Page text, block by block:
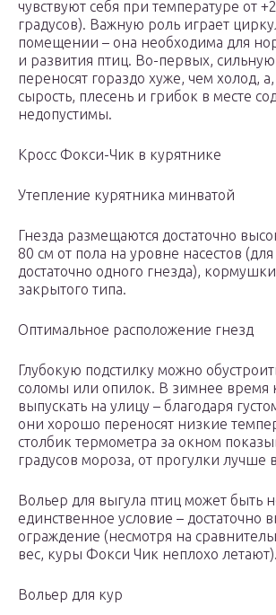
чувствуют себя при температуре от
градусов). Важную роль играет
помещении – она необходима для
и развития птиц. Во-первых,
переносят гораздо хуже, чем холод,
сырость, плесень и грибок в месте
недопустимы.
Кросс Фокси-Чик в курятнике
Утепление курятника минватой
Гнезда размещаются достаточно
80 см от пола на уровне насестов
достаточно одного гнезда),
закрытого типа.
Оптимальное расположение гнезд
Глубокую подстилку можно
соломы или опилок. В зимнее время
выпускать на улицу – благодаря
они хорошо переносят низкие
столбик термометра за окном
градусов мороза, от прогулки лучше
Вольер для выгула птиц может быть
единственное условие – достаточно
ограждение (несмотря на
вес, куры Фокси Чик неплохо летают).
Вольер для кур